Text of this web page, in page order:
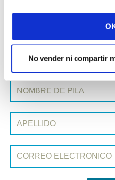
No vender ni compartir
Todas las
SUSCRIBIRSE A
Nombre de pila:
Apellido:
Correo electrónico: